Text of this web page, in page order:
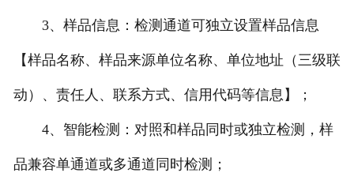
3、样品信息：检测通道可独立设置样品信息
【样品名称、样品来源单位名称、单位地址（三级联
动）、责任人、联系方式、信用代码等信息】；
4、智能检测：对照和样品同时或独立检测，样
品兼容单通道或多通道同时检测；